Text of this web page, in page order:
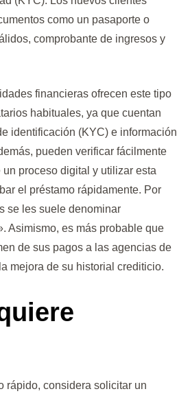
como un pasaporte o
comprobante de ingresos y
financieras ofrecen este tipo
habituales, ya que cuentan
identificación (KYC) e información
pueden verificar fácilmente
proceso digital y utilizar esta
el préstamo rápidamente. Por
se les suele denominar
Asimismo, es más probable que
de sus pagos a las agencias de
mejora de su historial crediticio.
rápido, considera solicitar un